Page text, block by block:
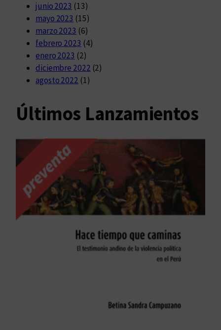
junio 2023 (13)
mayo 2023 (15)
marzo 2023 (6)
febrero 2023 (4)
enero 2023 (2)
diciembre 2022 (2)
agosto 2022 (1)
Últimos Lanzamientos